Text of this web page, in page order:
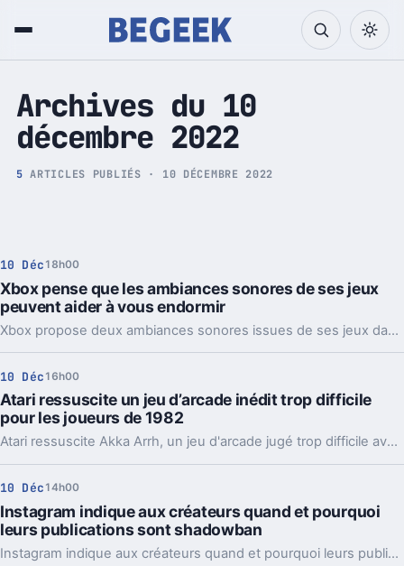
Tech et Pop culture
Archives du 10
décembre 2022
5 ARTICLES PUBLIÉS · 10 DÉCEMBRE 2022
10 Déc 18h00
Xbox pense que les ambiances sonores de ses jeux
peuvent aider à vous endormir
Xbox propose deux ambiances sonores issues de ses jeux dans l'application Calm. Pour s'endormir avec Sea of Thieves ou Halo Infinite.
10 Déc 16h00
Atari ressuscite un jeu d’arcade inédit trop difficile
pour les joueurs de 1982
Atari ressuscite Akka Arrh, un jeu d'arcade jugé trop difficile avant sa sortie en 1982, un wave shooter relativement complexe et coloré.
10 Déc 14h00
Instagram indique aux créateurs quand et pourquoi
leurs publications sont shadowban
Instagram indique aux créateurs quand et pourquoi leurs publications sont shadowban. Voilà qui devrait répondre à l'une des plus grosses frustrations de la plateforme pour les créateurs.